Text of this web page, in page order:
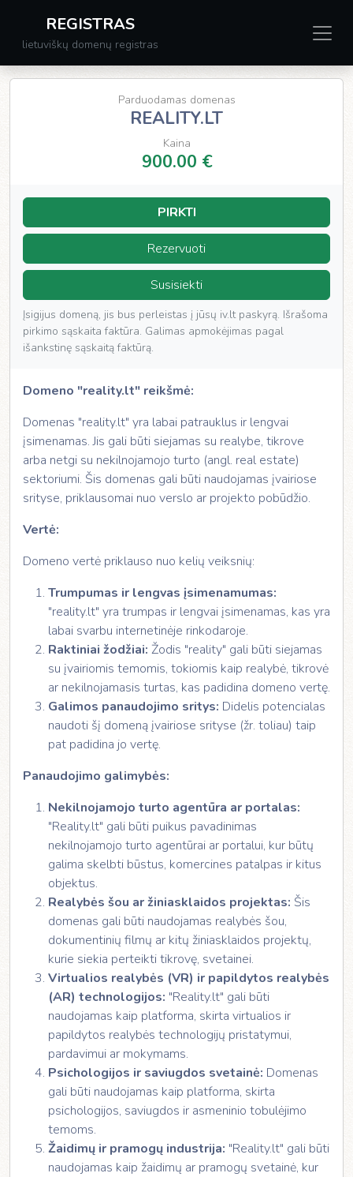
REGISTRAS
lietuviškų domenų registras
Parduodamas domenas
REALITY.LT
Kaina
900.00 €
PIRKTI
Rezervuoti
Susisiekti
Įsigijus domeną, jis bus perleistas į jūsų iv.lt paskyrą. Išrašoma
pirkimo sąskaita faktūra. Galimas apmokėjimas pagal
išankstinę sąskaitą faktūrą.
Domeno "reality.lt" reikšmė:
Domenas "reality.lt" yra labai patrauklus ir lengvai
įsimenamas. Jis gali būti siejamas su realybe, tikrove
arba netgi su nekilnojamojo turto (angl. real estate)
sektoriumi. Šis domenas gali būti naudojamas įvairiose
srityse, priklausomai nuo verslo ar projekto pobūdžio.
Vertė:
Domeno vertė priklauso nuo kelių veiksnių:
Trumpumas ir lengvas įsimenamumas:
"reality.lt" yra trumpas ir lengvai įsimenamas, kas yra
labai svarbu internetinėje rinkodaroje.
Raktiniai žodžiai: Žodis "reality" gali būti siejamas
su įvairiomis temomis, tokiomis kaip realybė, tikrovė
ar nekilnojamasis turtas, kas padidina domeno vertę.
Galimos panaudojimo sritys: Didelis potencialas
naudoti šį domeną įvairiose srityse (žr. toliau) taip
pat padidina jo vertę.
Panaudojimo galimybės:
Nekilnojamojo turto agentūra ar portalas:
"Reality.lt" gali būti puikus pavadinimas
nekilnojamojo turto agentūrai ar portalui, kur būtų
galima skelbti būstus, komercines patalpas ir kitus
objektus.
Realybės šou ar žiniasklaidos projektas: Šis
domenas gali būti naudojamas realybės šou,
dokumentinių filmų ar kitų žiniasklaidos projektų,
kurie siekia perteikti tikrovę, svetainei.
Virtualios realybės (VR) ir papildytos realybės
(AR) technologijos: "Reality.lt" gali būti
naudojamas kaip platforma, skirta virtualios ir
papildytos realybės technologijų pristatymui,
pardavimui ar mokymams.
Psichologijos ir saviugdos svetainė: Domenas
gali būti naudojamas kaip platforma, skirta
psichologijos, saviugdos ir asmeninio tobulėjimo
temoms.
Žaidimų ir pramogų industrija: "Reality.lt" gali būti
naudojamas kaip žaidimų ar pramogų svetainė, kur